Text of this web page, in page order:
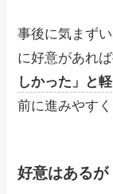
事後に気まず
に好意があれ
しかった」と
前に進みやすく
好意はあるが